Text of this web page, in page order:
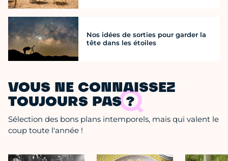
Nos idées de sorties pour garder la
tête dans les étoiles
VOUS NE CONNAISSEZ
TOUJOURS PAS ?
Sélection des bons plans intemporels, mais qui valent le
coup toute l'année !